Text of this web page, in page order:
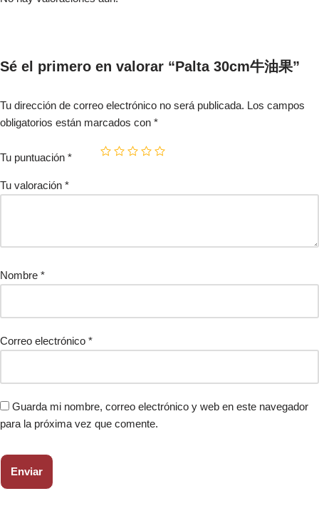
Sé el primero en valorar “Palta 30cm牛油果”
Tu dirección de correo electrónico no será publicada. Los campos
obligatorios están marcados con *
Tu puntuación *
Tu valoración *
Nombre *
Correo electrónico *
Guarda mi nombre, correo electrónico y web en este navegador
para la próxima vez que comente.